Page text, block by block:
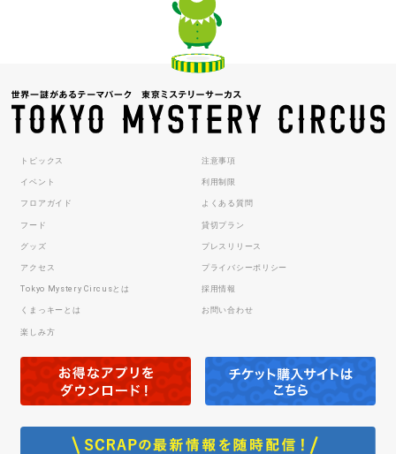
トピックス
イベント
フロアガイド
フード
グッズ
アクセス
Tokyo Mystery Circusとは
くまっキーとは
楽しみ方
注意事項
利用制限
よくある質問
貸切プラン
プレスリリース
プライバシーポリシー
採用情報
お問い合わせ